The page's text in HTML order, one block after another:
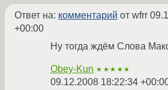
Ответ на: комментарий от wfrr
+00:00
Ну тогда ждём Слова
Obey-Kun ★★★★★
09.12.2008 18:22:34